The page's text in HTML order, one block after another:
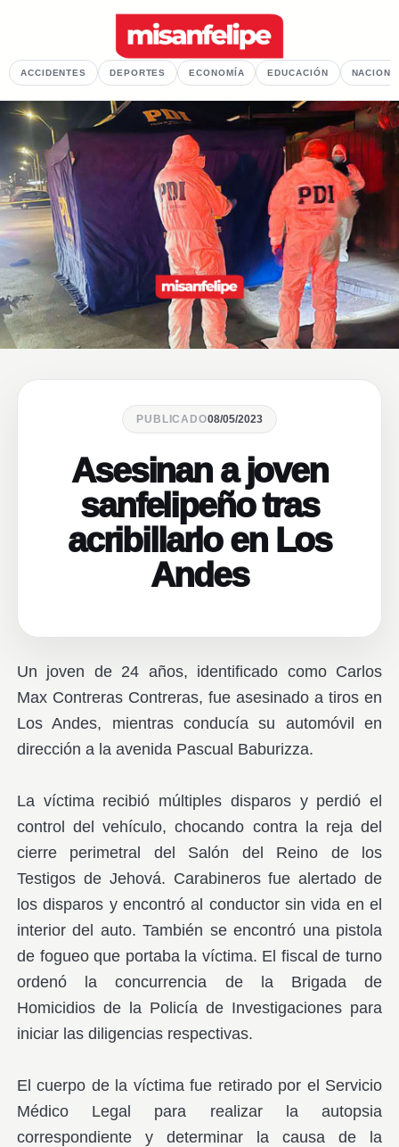
ACCIDENTES DEPORTES ECONOMÍA EDUCACIÓN
PUBLICADO08/05/2023
Asesinan a joven
sanfelipeño tras
acribillarlo en Los
Andes
Un joven de 24 años, identificado como Carlos
Max Contreras Contreras, fue asesinado a tiros en
Los Andes, mientras conducía su automóvil en
dirección a la avenida Pascual Baburizza.
La víctima recibió múltiples disparos y perdió el
control del vehículo, chocando contra la reja del
cierre perimetral del Salón del Reino de los
Testigos de Jehová. Carabineros fue alertado de
los disparos y encontró al conductor sin vida en el
interior del auto. También se encontró una pistola
de fogueo que portaba la víctima. El fiscal de turno
ordenó la concurrencia de la Brigada de
Homicidios de la Policía de Investigaciones para
iniciar las diligencias respectivas.
El cuerpo de la víctima fue retirado por el Servicio
Médico Legal para realizar la autopsia
correspondiente y determinar la causa de la